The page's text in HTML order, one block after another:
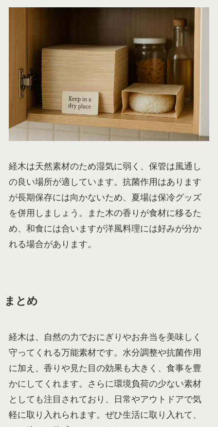
経木は天然素材のため湿気に弱く、保管は風通し
の良い場所が適しています。抗菌作用はあります
が長期保存には向かないため、夏場は保冷グッズ
を併用しましょう。また木の香りが食材に移るた
め、和食には合いますが洋風料理には好みが分か
れる場合があります。
まとめ
経木は、自然の力でおにぎりやお弁当を美味しく
守ってくれる万能素材です。水分調整や抗菌作用
に加え、香りや見た目の効果も大きく、食事を豊
かにしてくれます。さらに環境負荷の少ない素材
としても注目されており、日常やアウトドアで気
軽に取り入れられます。ぜひ生活に取り入れて、